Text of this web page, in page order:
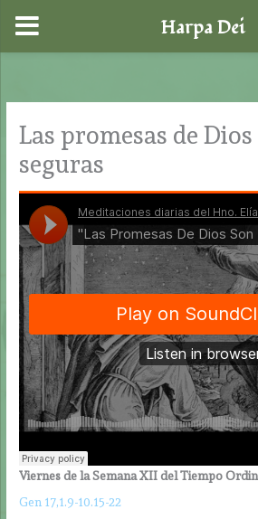
contenido
Las promesas de
seguras
Viernes de la Semana XII del Tiempo
Gen 17,1.9-10.15-22
Harpa Dei